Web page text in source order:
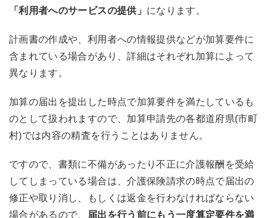
「利用者へのサービスの提供」 になります。
計画書の作成や、利用者への情報提供などが加算要件に
含まれている場合があり、詳細はそれぞれ加算によって
異なります。
加算の届出を提出した時点で加算要件を満たしているも
のとして扱われますので、加算申請先の各都道府県(市町
村)では内容の精査を行うことはありません。
ですので、書類に不備があったり不正に介護報酬を受給
してしまっている場合は、介護保険請求の時点で届出の
修正や取り消し、もしくは返金を行わなければならない
場合があるので、
届出を行う前にもう一度算定要件を満